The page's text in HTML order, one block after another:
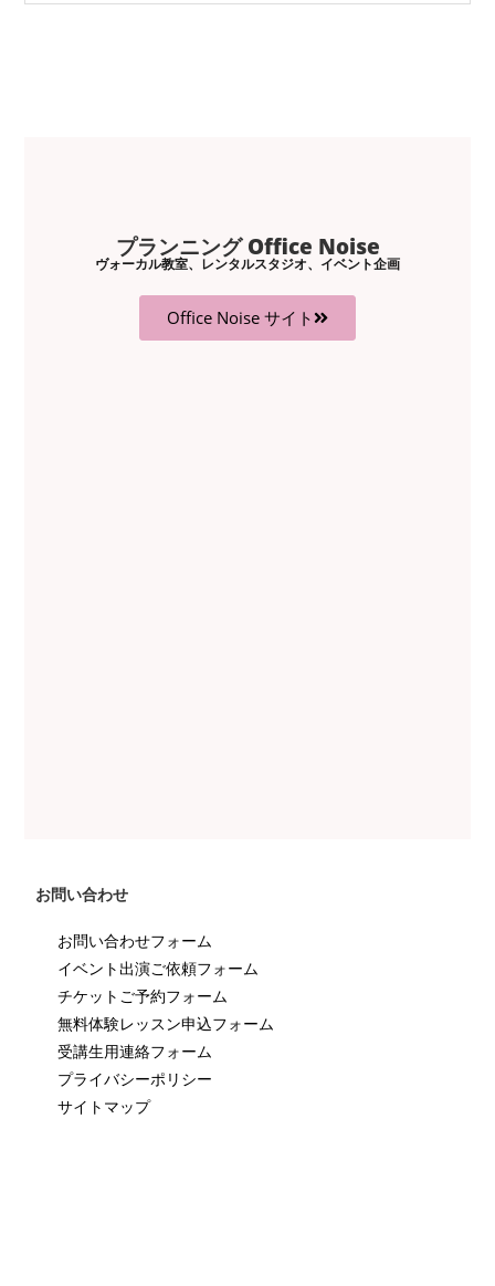
プランニング Office Noise
ヴォーカル教室、レンタルスタジオ、イベント企画
Office Noise サイト
お問い合わせ
お問い合わせフォーム
イベント出演ご依頼フォーム
チケットご予約フォーム
無料体験レッスン申込フォーム
受講生用連絡フォーム
プライバシーポリシー
サイトマップ